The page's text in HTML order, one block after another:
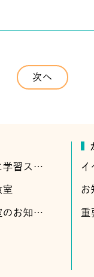
次へ
学習ス…
室
のお知…
イ
お
重